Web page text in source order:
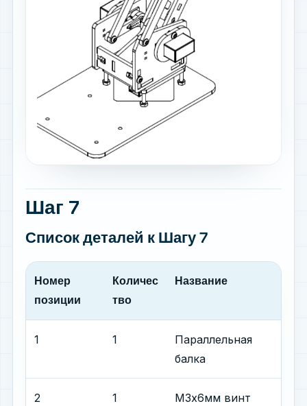
Шаг 7
Список деталей к Шагу 7
Номер
позиции
Количес
тво
Название
1 1
Параллельная
балка
2 1 М3х6мм винт